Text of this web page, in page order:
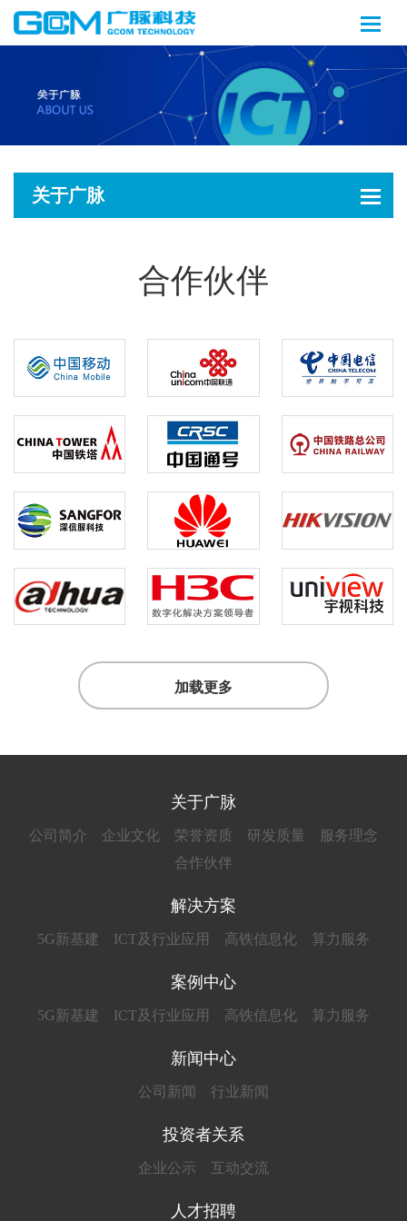
关于广脉
合作伙伴
加载更多
关于广脉
公司简介 企业文化 荣誉资质 研发质量
服务理念
合作伙伴
解决方案
5G新基建 ICT及行业应用 高铁信息化 算力服务
案例中心
5G新基建 ICT及行业应用 高铁信息化 算力服务
新闻中心
公司新闻 行业新闻
投资者关系
企业公示 互动交流
人才招聘